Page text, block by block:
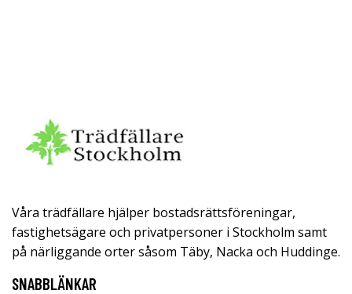
Våra trädfällare hjälper bostadsrättsföreningar,
fastighetsägare och privatpersoner i Stockholm samt
på närliggande orter såsom Täby, Nacka och Huddinge.
SNABBLÄNKAR